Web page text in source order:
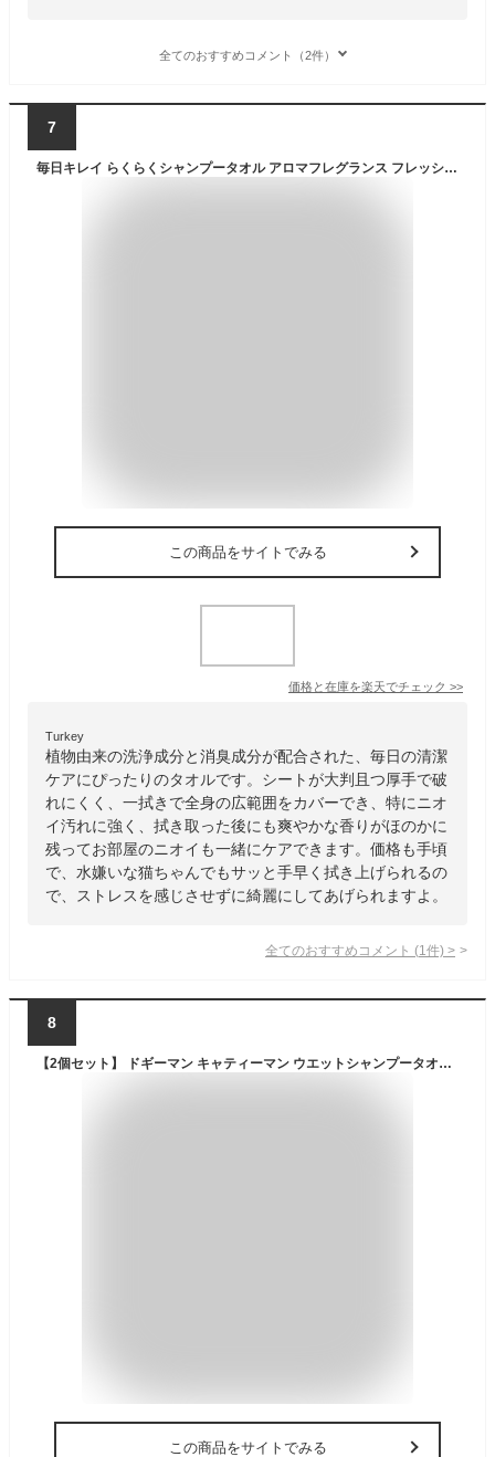
全てのおすすめコメント（2件）
7
毎日キレイ らくらくシャンプータオル アロマフレグランス フレッシュフローラル(25枚入*2コセット)【毎日キレイ らくらくケアシリーズ】
この商品をサイトでみる
価格と在庫を楽天でチェック >>
Turkey
植物由来の洗浄成分と消臭成分が配合された、毎日の清潔
ケアにぴったりのタオルです。シートが大判且つ厚手で破
れにくく、一拭きで全身の広範囲をカバーでき、特にニオ
イ汚れに強く、拭き取った後にも爽やかな香りがほのかに
残ってお部屋のニオイも一緒にケアできます。価格も手頃
で、水嫌いな猫ちゃんでもサッと手早く拭き上げられるの
で、ストレスを感じさせずに綺麗にしてあげられますよ。
全てのおすすめコメント (1 件) >
8
【2個セット】 ドギーマン キャティーマン ウエットシャンプータオル 猫用 大判 28枚 猫 30×20cm ドギーマンハヤシ お手入れ シャンプー ペット用品 ケア タオル ネコ お手入れ用品 キャット グッズ 無香料 ペット 厚手 ウェットシート 厳選素材
この商品をサイトでみる